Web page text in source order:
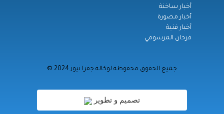
أخبار ساخنة
أخبار مصورة
أخبار فنية
فرحان المرسومي
© جميع الحقوق محفوظة لوكالة جفرا نيوز 2024
تصميم و تطوير